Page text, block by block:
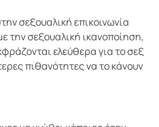
σεξουαλική επικοινωνία
την σεξουαλική ικανοποίηση,
ελεύθερα για το σεξ
πιθανότητες να το κάνουν